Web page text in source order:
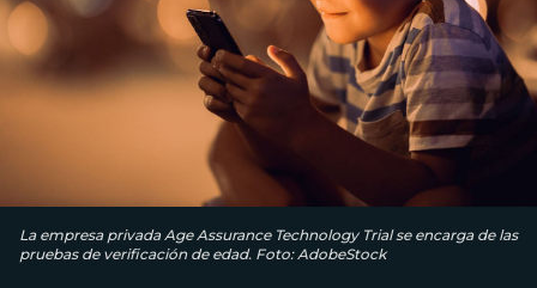
La empresa privada Age Assurance Technology Trial se encarga de las
pruebas de verificación de edad. Foto: AdobeStock